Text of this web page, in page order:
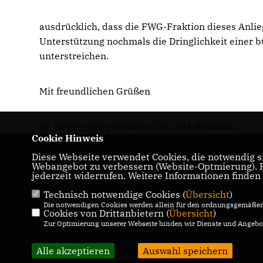
ausdrücklich, dass die FWG-Fraktion dieses
Unterstützung nochmals die Dringlichkeit einer
unterstreichen.
Mit freundlichen Grüßen
Homepage der CDU-Fraktion im Ulmer
Gemeinderat
IMPRESSUM
DATENSCHUTZ
KONTAKT
© 2026 CDU-Fraktion Ulm
Alle Rechte vorbehalten.
Cookie Hinweis
Diese Webseite verwendet Cookies, die
Webangebot zu verbessern (Website-
jederzeit widerrufen. Weitere Informationen
Technisch notwendige Cookies (Übersicht)
Die notwendigen Cookies werden allein für den
Cookies von Drittanbietern (Übersicht)
Zur Optimierung unserer Webseite binden wir Dienste und
Alle akzeptieren Auswahl speichern